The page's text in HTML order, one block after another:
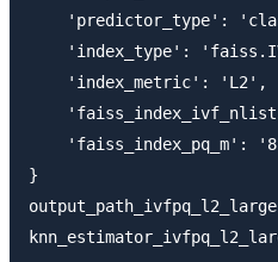
'predictor_type':
'index_type':
    'index_metric': 'L2',
'faiss_index_pq_m':
}